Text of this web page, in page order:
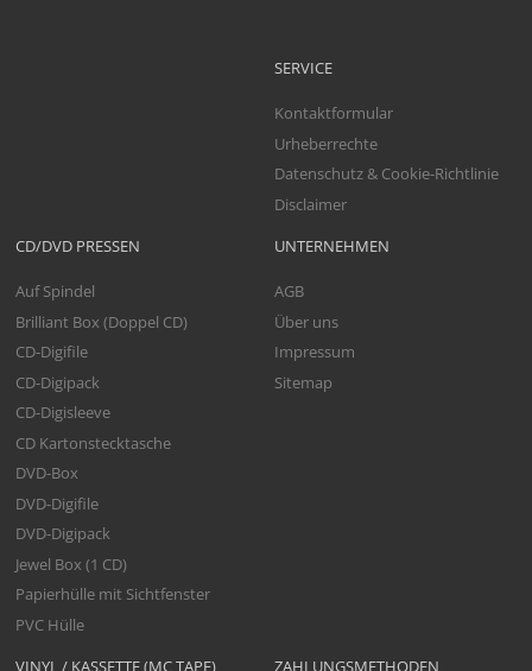
VINYL / KASSETTE (MC TAPE)
CD/DVD PRESSEN
Auf Spindel
Brilliant Box (Doppel CD)
CD-Digifile
CD-Digipack
CD-Digisleeve
CD Kartonstecktasche
DVD-Box
DVD-Digifile
DVD-Digipack
Jewel Box (1 CD)
Papierhülle mit Sichtfenster
PVC Hülle
SERVICE
Kontaktformular
Urheberrechte
Datenschutz & Cookie-Richtlinie
Disclaimer
UNTERNEHMEN
AGB
Über uns
Impressum
Sitemap
ZAHLUNGSMETHODEN